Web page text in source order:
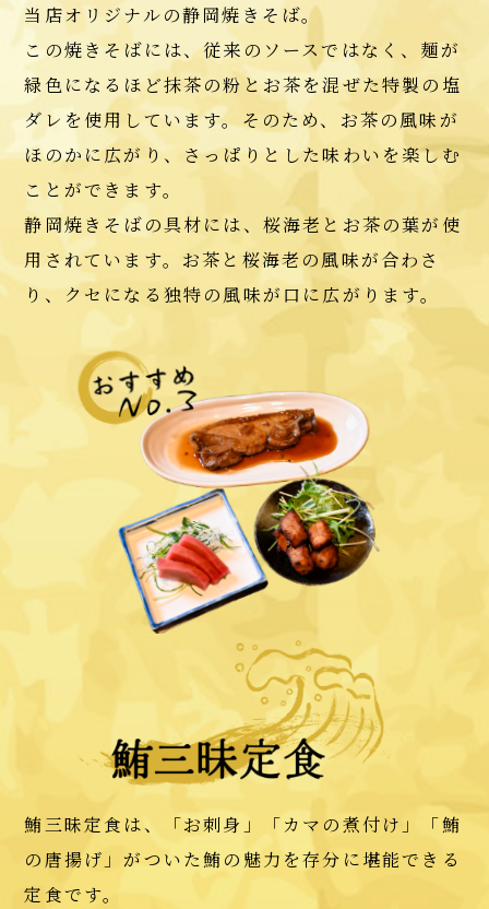
当店オリジナルの静岡焼きそば。
この焼きそばには、従来のソースではなく、麺が
緑色になるほど抹茶の粉とお茶を混ぜた特製の塩
ダレを使用しています。そのため、お茶の風味が
ほのかに広がり、さっぱりとした味わいを楽しむ
ことができます。
静岡焼きそばの具材には、桜海老とお茶の葉が使
用されています。お茶と桜海老の風味が合わさ
り、クセになる独特の風味が口に広がります。
鮪三昧定食は、「お刺身」「カマの煮付け」「鮪
の唐揚げ」がついた鮪の魅力を存分に堪能できる
定食です。